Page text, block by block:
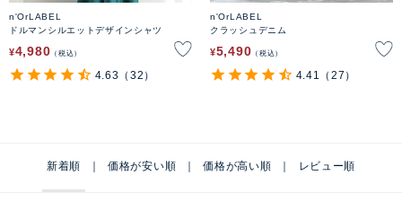
n'OrLABEL
ドルマンシルエットデザインシャツ
¥4,980 税込
4.63 （32）
n'OrLABEL
クラッシュデニム
¥5,490 税込
4.41 （27）
新着順 価格が安い順 価格が高い順 レビュー順